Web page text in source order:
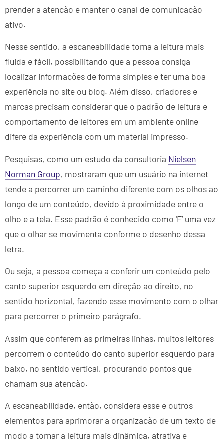
prender a atenção e manter o canal de comunicação
ativo.
Nesse sentido, a escaneabilidade torna a leitura mais
fluida e fácil, possibilitando que a pessoa consiga
localizar informações de forma simples e ter uma boa
experiência no site ou blog. Além disso, criadores e
marcas precisam considerar que o padrão de leitura e
comportamento de leitores em um ambiente online
difere da experiência com um material impresso.
Pesquisas, como um estudo da consultoria Nielsen
Norman Group, mostraram que um usuário na internet
tende a percorrer um caminho diferente com os olhos ao
longo de um conteúdo, devido à proximidade entre o
olho e a tela. Esse padrão é conhecido como ‘F’ uma vez
que o olhar se movimenta conforme o desenho dessa
letra.
Ou seja, a pessoa começa a conferir um conteúdo pelo
canto superior esquerdo em direção ao direito, no
sentido horizontal, fazendo esse movimento com o olhar
para percorrer o primeiro parágrafo.
Assim que conferem as primeiras linhas, muitos leitores
percorrem o conteúdo do canto superior esquerdo para
baixo, no sentido vertical, procurando pontos que
chamam sua atenção.
A escaneabilidade, então, considera esse e outros
elementos para aprimorar a organização de um texto de
modo a tornar a leitura mais dinâmica, atrativa e